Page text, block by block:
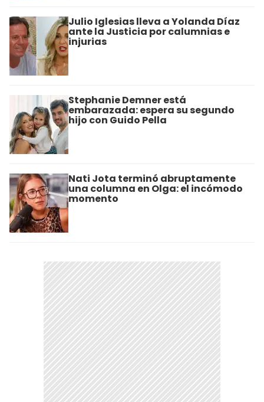
Julio Iglesias lleva a Yolanda Díaz
ante la Justicia por calumnias e
injurias
Stephanie Demner está
embarazada: espera su segundo
hijo con Guido Pella
Nati Jota terminó abruptamente
una columna en Olga: el incómodo
momento